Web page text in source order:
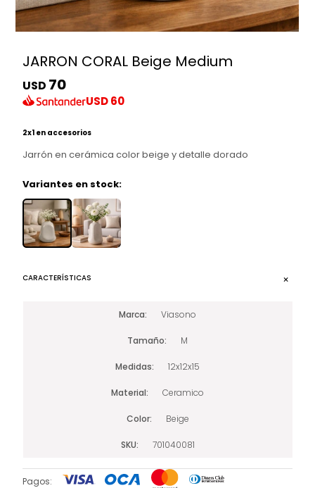
JARRON CORAL Beige Medium
USD 70
USD60
2x1 en accesorios
Jarrón en cerámica color beige y detalle dorado
Variantes en stock:
CARACTERÍSTICAS
Marca Viasono
Tamaño M
Medidas 12x12x15
Material Ceramico
Color Beige
SKU 701040081
Pagos: